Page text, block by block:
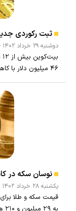
ثبت رکوردی
دوشنبه ۲۹ خرداد ۱۴۰۲ - ۱۳:۱۷
۴۶ میلیون دلار با کاهش ارزش بازار توکن BRC۲۰ سود کردند.
نوسان سکه در کانال ۲۹
يکشنبه ۲۸ خرداد ۱۴۰۲ - ۱۲:۵۰
قیمت سکه و طلا
به ۲۹ میلیون و ۲۱۰ هزار تومان رسید.